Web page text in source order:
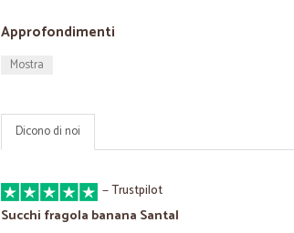
Approfondimenti
Mostra
Dicono di noi
—Trustpilot
Succhi fragola banana Santal